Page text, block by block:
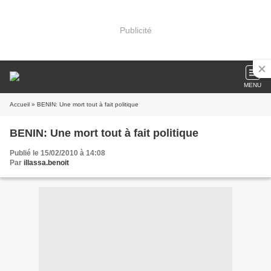
Publicité
MENU
Accueil » BENIN: Une mort tout à fait politique
BENIN: Une mort tout à fait politique
Publié le 15/02/2010 à 14:08
Par illassa.benoit